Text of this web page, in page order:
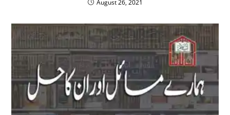
August 26, 2021